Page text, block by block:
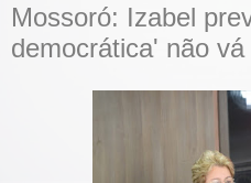
Mossoró: Izabel
democrática' não